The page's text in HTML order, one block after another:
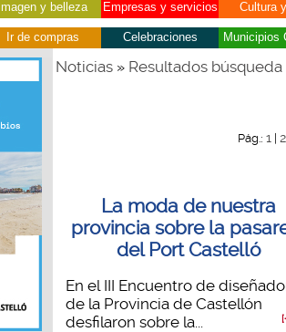
Imagen y belleza Empresas y servicios Cultura
Ir de compras Celebraciones Municipios
Noticias» Resultados búsqueda
Pág.: 1 2
La moda de nuestra
provincia sobre la
del Port Castelló
En el III Encuentro de
de la Provincia de Castellón
desfilaron sobre la...